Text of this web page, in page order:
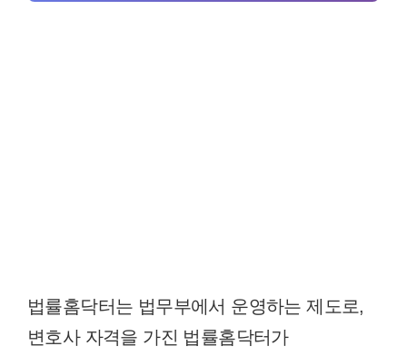
법률홈닥터는 법무부에서 운영하는 제도로,
변호사 자격을 가진 법률홈닥터가